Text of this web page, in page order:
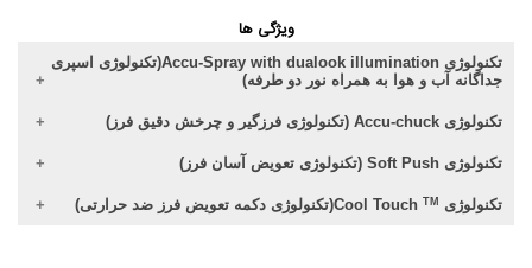
ویژگی ها
تکنولوژی Accu-Spray with dualook illumination(تکنولوژی اسپری
جداگانه آب و هوا به همراه نور دو طرفه)
تکنولوژی Accu-chuck (تکنولوژی فرزگیر و چرخش دقیق فرز)
تکنولوژی Soft Push (تکنولوژی تعویض آسان فرز)
تکنولوژی Cool Touch TM (تکنولوژی دکمه تعویض فرز ضد حرارتی)